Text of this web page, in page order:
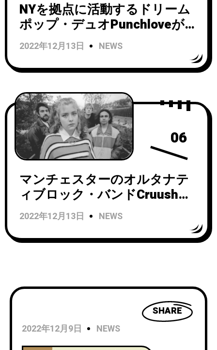
NYを拠点に活動するドリーム
ポップ・デュオPunchloveがシ
ングル『In Reverse』をリリ
ース！
2022年12月13日 NEWS
06
マンチェスターのオルタナテ
ィブロック・バンドCruushが
ニューシングル「Sombre by
the Weekend」のミュージッ
クビデオを公開！
2022年12月13日 NEWS
SHARE
2022年12月9日
NEWS